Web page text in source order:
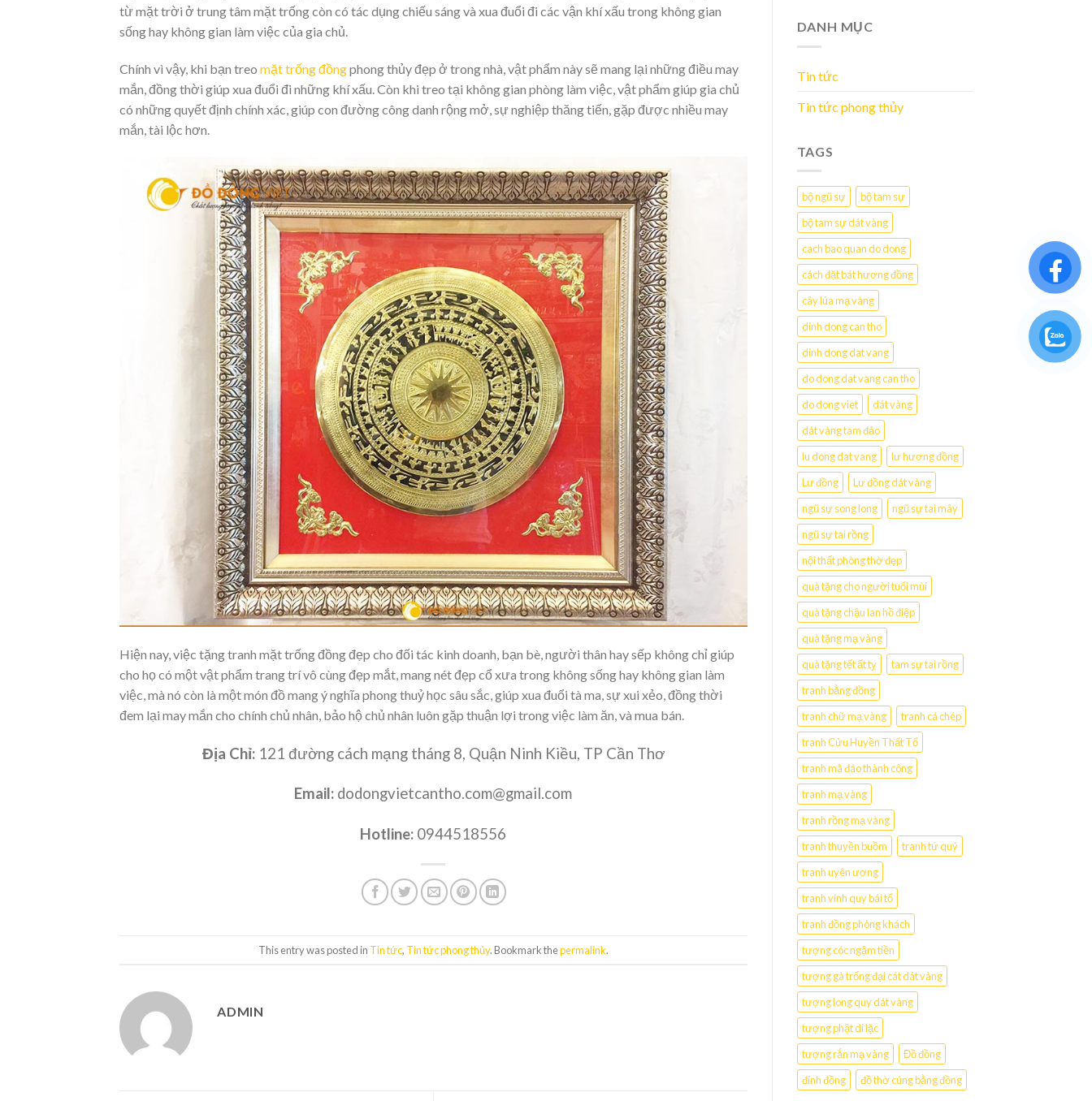
từ mặt trời ở trung tâm mặt trống còn có tác dụng chiếu sáng và xua đuổi đi các vận khí xấu trong không gian
sống hay không gian làm việc của gia chủ.
Chính vì vậy, khi bạn treo mặt trống đồngphong thủy đẹp ở trong nhà, vật phẩm này sẽ mang lại những điều may
mắn, đồng thời giúp xua đuổi đi những khí xấu. Còn khi treo tại không gian phòng làm việc, vật phẩm giúp gia chủ
có những quyết định chính xác, giúp con đường công danh rộng mở, sự nghiệp thăng tiến, gặp được nhiều may
mắn, tài lộc hơn.
Hiện nay, việc tặng tranh mặt trống đồng đẹp cho đối tác kinh doanh, bạn bè, người thân hay sếp không chỉ giúp
cho họ có một vật phẩm trang trí vô cùng đẹp mắt, mang nét đẹp cổ xưa trong không sống hay không gian làm
việc, mà nó còn là một món đồ mang ý nghĩa phong thuỷ học sâu sắc, giúp xua đuổi tà ma, sự xui xẻo, đồng thời
đem lại may mắn cho chính chủ nhân, bảo hộ chủ nhân luôn gặp thuận lợi trong việc làm ăn, và mua bán.
Địa Chỉ:121 đường cách mạng tháng 8, Quận Ninh Kiều, TP Cần Thơ
Email: dodongvietcantho.com@gmail.com
Hotline: 0944518556
This entry was posted in Tin tức, Tin tức phong thủy. Bookmark thepermalink.
ADMIN
DANH MỤC
Tin tức
Tin tức phong thủy
TAGS
bộ ngũ sự
bộ tam sự
bộ tam sự dát vàng
cach bao quan do dong
cách đặt bát hương đồng
cây lúa mạ vàng
dinh dong can tho
dinh dong dat vang
do dong dat vang can tho
do dong viet
dát vàng
dát vàng tam đảo
lu dong dat vang
lư hương đồng
Lư đồng
Lư đồng dát vàng
ngũ sự song long
ngũ sự tai mây
ngũ sự tai rồng
nội thất phòng thờ đẹp
quà tặng cho người tuổi mùi
quà tặng chậu lan hồ điệp
quà tặng mạ vàng
quà tặng tết ất tỵ
tam sự tai rồng
tranh bằng đồng
tranh chữ mạ vàng
tranh cá chép
tranh Cửu Huyền Thất Tổ
tranh mã đáo thành công
tranh mạ vàng
tranh rồng mạ vàng
tranh thuyền buồm
tranh tứ quý
tranh uyên ương
tranh vinh quy bái tổ
tranh đồng phòng khách
tượng cóc ngậm tiền
tượng gà trống đại cát dát vàng
tượng long quy dát vàng
tượng phật di lặc
tượng rắn mạ vàng
Đồ đồng
đỉnh đồng
đồ thờ cúng bằng đồng